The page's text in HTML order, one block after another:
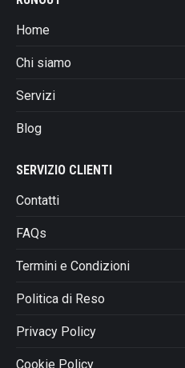
Home
Chi siamo
Servizi
Blog
SERVIZIO CLIENTI
Contatti
FAQs
Termini e Condizioni
Politica di Reso
Privacy Policy
Cookie Policy